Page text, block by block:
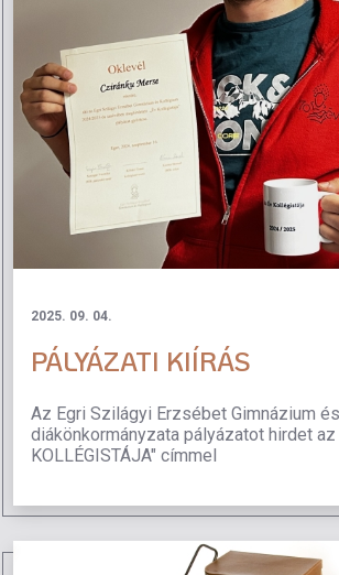
2025. 09. 04.
PÁLYÁZATI KIÍRÁS
Az Egri Szilágyi Erzsébet Gimnázium
diákönkormányzata pályázatot hirdet az
KOLLÉGISTÁJA" címmel